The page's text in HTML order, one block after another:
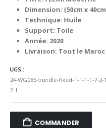
était :
Dimension: (50cm x
Technique: Huile
Support: Toile
Année: 2020
Livraison: Tout le Maroc
UGS :
24-WG085-bundle-fixed-1-1-1-1-7-2-
2-1
COMMANDER